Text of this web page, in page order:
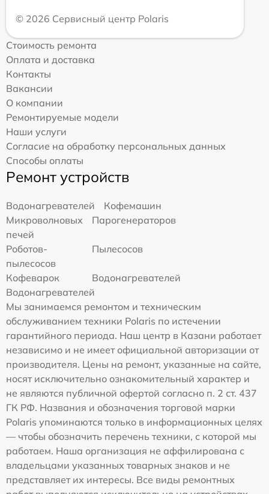
© 2026 Сервисный центр Polaris
Стоимость ремонта
Оплата и доставка
Контакты
Вакансии
О компании
Ремонтируемые модели
Наши услуги
Согласие на обработку персональных данных
Способы оплаты
Ремонт устройств
Водонагревателей
Кофемашин
Микроволновых
печей
Парогенераторов
Роботов-
пылесосов
Пылесосов
Кофеварок
Водонагревателей
Водонагревателей
Мы занимаемся ремонтом и техническим
обслуживанием техники Polaris по истечении
гарантийного периода. Наш центр в Казани работает
независимо и не имеет официальной авторизации от
производителя. Цены на ремонт, указанные на сайте,
носят исключительно ознакомительный характер и
не являются публичной офертой согласно п. 2 ст. 437
ГК РФ. Названия и обозначения торговой марки
Polaris упоминаются только в информационных целях
— чтобы обозначить перечень техники, с которой мы
работаем. Наша организация не аффилирована с
владельцами указанных товарных знаков и не
представляет их интересы. Все виды ремонтных